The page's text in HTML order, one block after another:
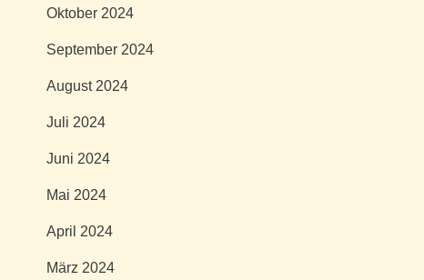
Oktober 2024
September 2024
August 2024
Juli 2024
Juni 2024
Mai 2024
April 2024
März 2024